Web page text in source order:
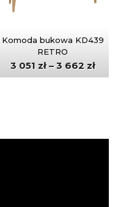
Komoda bukowa KD439
RETRO
3 051 zł–3 662 zł